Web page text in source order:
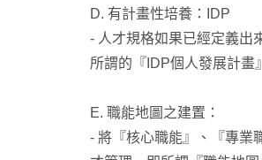
D. 有計畫性培養：IDP
- 人才規格如果已經定義出
所謂的『IDP個人發展計畫
E. 職能地圖之建置：
- 將『核心職能』、『專業